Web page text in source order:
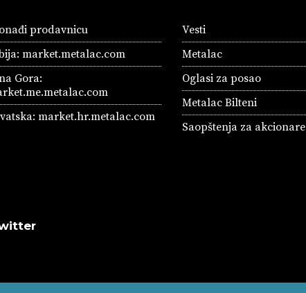
prodavnicu
market.metalac.com
Gora:
market.hr.metalac.com
Vesti
Metalac
Oglasi za posao
Metalac Bilteni
Saopštenja za akcionare